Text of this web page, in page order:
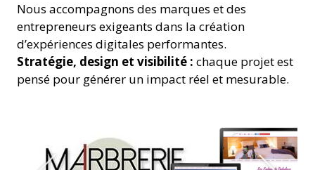
Nous accompagnons des marques et des
entrepreneurs exigeants dans la création
d’expériences digitales performantes.
Stratégie, design et visibilité : chaque projet est
pensé pour générer un impact réel et mesurable.